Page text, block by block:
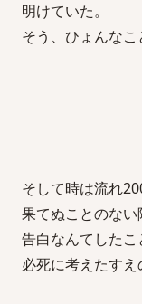
明けていた。
そう、ひょんな
そして時は流れ
果てぬことのない
告白なんてした
必死に考えたすえ